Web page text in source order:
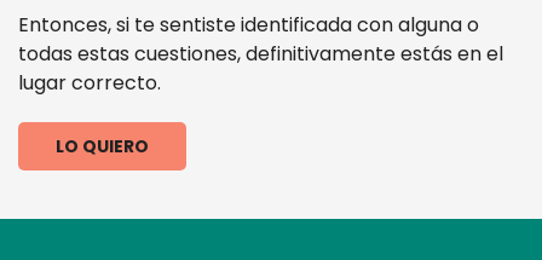
Entonces, si te sentiste identificada con alguna o
todas estas cuestiones, definitivamente estás en el
lugar correcto.
LO QUIERO